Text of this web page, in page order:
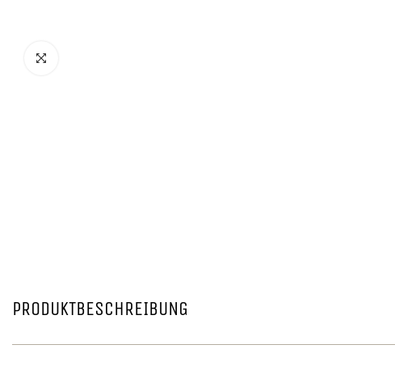
PRODUKTBESCHREIBUNG